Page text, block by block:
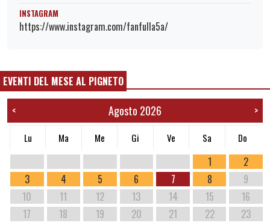
INSTAGRAM
https://www.instagram.com/fanfulla5a/
EVENTI DEL MESE AL PIGNETO
< Agosto 2026 >
Lu Ma Me Gi Ve Sa Do
1
2
3
4 5 6 7 8
9
10
11 12 13 14 15
16
17
18 19 20 21 22
23